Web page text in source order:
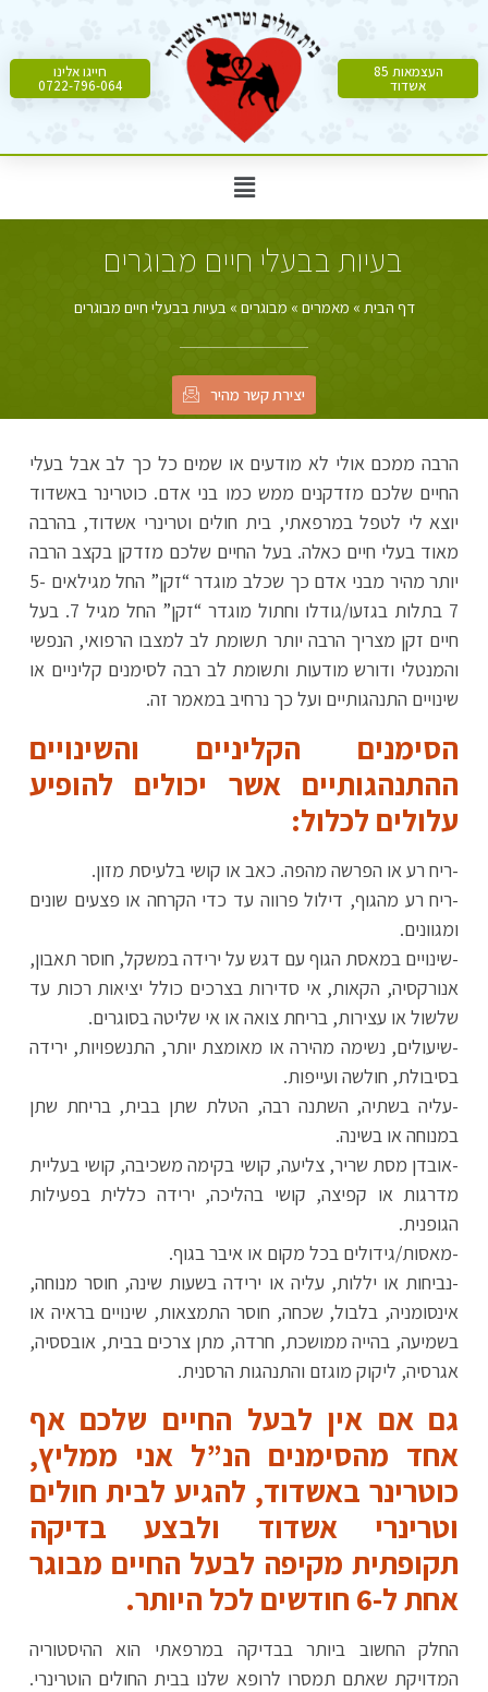
העצמאות 85
אשדוד
חייגו אלינו
0722-796-064
בעיות בבעלי חיים מבוגרים
דף הבית » מאמרים » מבוגרים » בעיות בבעלי חיים מבוגרים
יצירת קשר מהיר
הרבה ממכם אולי לא מודעים או שמים כל כך לב אבל בעלי
החיים שלכם מזדקנים ממש כמו בני אדם. כוטרינר באשדוד
יוצא לי לטפל במרפאתי, בית חולים וטרינרי אשדוד, בהרבה
מאוד בעלי חיים כאלה. בעל החיים שלכם מזדקן בקצב הרבה
יותר מהיר מבני אדם כך שכלב מוגדר “זקן” החל מגילאים 5-
7 בתלות בגזעו/גודלו וחתול מוגדר “זקן” החל מגיל 7. בעל
חיים זקן מצריך הרבה יותר תשומת לב למצבו הרפואי, הנפשי
והמנטלי ודורש מודעות ותשומת לב רבה לסימנים קליניים או
שינויים התנהגותיים ועל כך נרחיב במאמר זה.
הסימנים הקליניים והשינויים
ההתנהגותיים אשר יכולים להופיע
עלולים לכלול:
-ריח רע או הפרשה מהפה. כאב או קושי בלעיסת מזון.
-ריח רע מהגוף, דילול פרווה עד כדי הקרחה או פצעים שונים
ומגוונים.
-שינויים במאסת הגוף עם דגש על ירידה במשקל, חוסר תאבון,
אנורקסיה, הקאות, אי סדירות בצרכים כולל יציאות רכות עד
שלשול או עצירות, בריחת צואה או אי שליטה בסוגרים.
-שיעולים, נשימה מהירה או מאומצת יותר, התנשפויות, ירידה
בסיבולת, חולשה ועייפות.
-עליה בשתיה, השתנה רבה, הטלת שתן בבית, בריחת שתן
במנוחה או בשינה.
-אובדן מסת שריר, צליעה, קושי בקימה משכיבה, קושי בעליית
מדרגות או קפיצה, קושי בהליכה, ירידה כללית בפעילות
הגופנית.
-מאסות/גידולים בכל מקום או איבר בגוף.
-נביחות או יללות, עליה או ירידה בשעות שינה, חוסר מנוחה,
אינסומניה, בלבול, שכחה, חוסר התמצאות, שינויים בראיה או
בשמיעה, בהייה ממושכת, חרדה, מתן צרכים בבית, אובססיה,
אגרסיה, ליקוק מוגזם והתנהגות הרסנית.
גם אם אין לבעל החיים שלכם אף
אחד מהסימנים הנ”ל אני ממליץ,
כוטרינר באשדוד, להגיע לבית חולים
וטרינרי אשדוד ולבצע בדיקה
תקופתית מקיפה לבעל החיים מבוגר
אחת ל-6 חודשים לכל היותר.
החלק החשוב ביותר בבדיקה במרפאתי הוא ההיסטוריה
המדויקת שאתם תמסרו לרופא שלנו בבית החולים הוטרינרי.